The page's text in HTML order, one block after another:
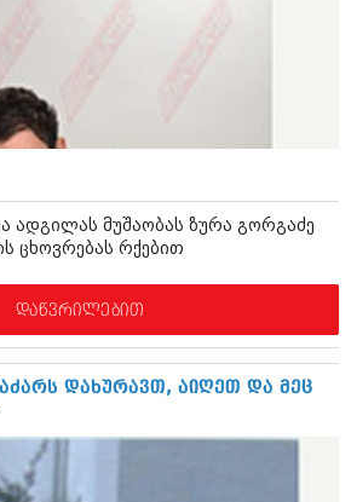
(206)
(264)
(204)
(215)
(173)
(194)
(208)
(365)
(286)
(247)
(290)
(292)
(248)
(313)
ადგილას მუშაობას ზურა გორგაძე
ცხოვრებას რქებით
დაწვრილებით
დახურავთ, აიღეთ და მეც